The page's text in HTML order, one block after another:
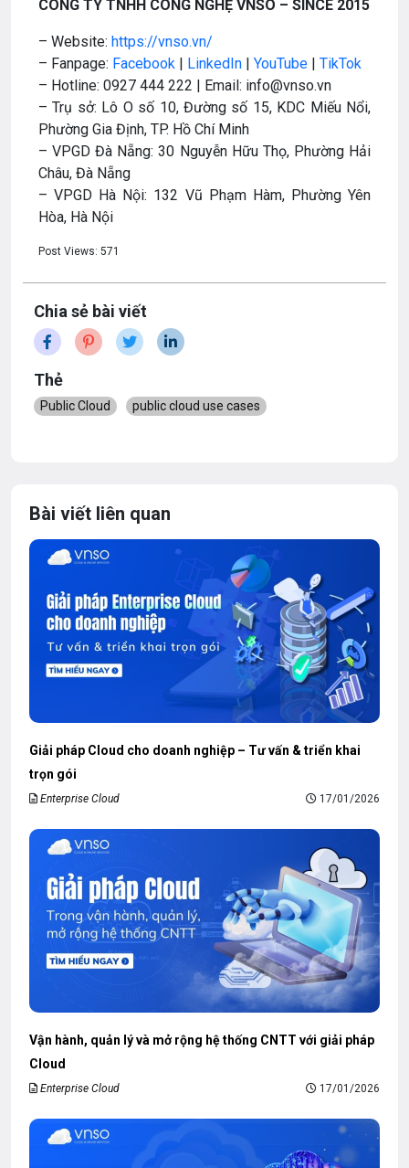
CÔNG TY TNHH CÔNG NGHỆ VNSO – SINCE 2015
– Website: https://vnso.vn/
– Fanpage: Facebook LinkedIn YouTube
TikTok
– Hotline: 0927 444 222 | Email: info@vnso.vn
– Trụ sở: Lô O số 10, Đường số 15, KDC Miếu Nổi,
Phường Gia Định, TP. Hồ Chí Minh
– VPGD Đà Nẵng: 30 Nguyễn Hữu Thọ, Phường Hải
Châu, Đà Nẵng
– VPGD Hà Nội: 132 Vũ Phạm Hàm, Phường Yên
Hòa, Hà Nội
Post Views: 571
Chia sẻ bài viết
Thẻ
Public Cloud public cloud use cases
Bài viết liên quan
Giải pháp Cloud cho doanh nghiệp – Tư vấn & triển khai
trọn gói
Enterprise Cloud 17/01/2026
Vận hành, quản lý và mở rộng hệ thống CNTT với giải pháp
Cloud
Enterprise Cloud 17/01/2026